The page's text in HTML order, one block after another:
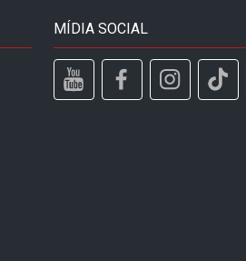
MÍDIA SOCIAL